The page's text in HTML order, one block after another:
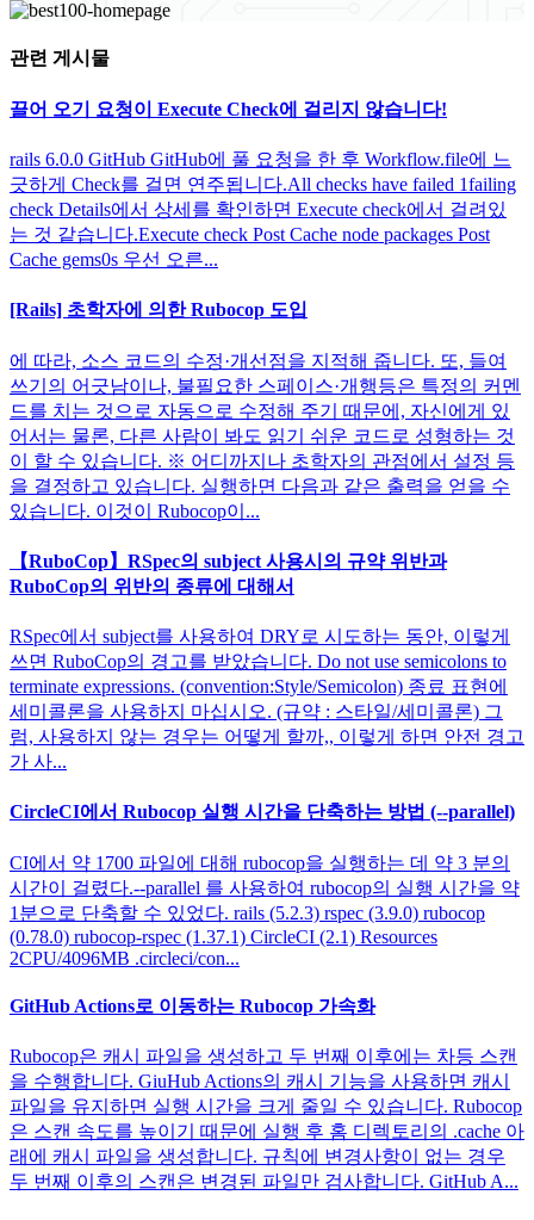
관련 게시물
끌어 오기 요청이 Execute Check에 걸리지 않습니다!
rails 6.0.0 GitHub GitHub에 풀 요청을 한 후 Workflow.file에 느
긋하게 Check를 걸면 연주됩니다.All checks have failed 1failing
check Details에서 상세를 확인하면 Execute check에서 걸려있
는 것 같습니다.Execute check Post Cache node packages Post
Cache gems0s 우선 오른...
[Rails] 초학자에 의한 Rubocop 도입
에 따라, 소스 코드의 수정·개선점을 지적해 줍니다. 또, 들여
쓰기의 어긋남이나, 불필요한 스페이스·개행등은 특정의 커멘
드를 치는 것으로 자동으로 수정해 주기 때문에, 자신에게 있
어서는 물론, 다른 사람이 봐도 읽기 쉬운 코드로 성형하는 것
이 할 수 있습니다. ※ 어디까지나 초학자의 관점에서 설정 등
을 결정하고 있습니다. 실행하면 다음과 같은 출력을 얻을 수
있습니다. 이것이 Rubocop이...
【RuboCop】RSpec의 subject 사용시의 규약 위반과
RuboCop의 위반의 종류에 대해서
RSpec에서 subject를 사용하여 DRY로 시도하는 동안, 이렇게
쓰면 RuboCop의 경고를 받았습니다. Do not use semicolons to
terminate expressions. (convention:Style/Semicolon) 종료 표현에
세미콜론을 사용하지 마십시오. (규약 : 스타일/세미콜론) 그
럼, 사용하지 않는 경우는 어떻게 할까,, 이렇게 하면 안전 경고
가 사...
CircleCI에서 Rubocop 실행 시간을 단축하는 방법 (--parallel)
CI에서 약 1700 파일에 대해 rubocop을 실행하는 데 약 3 분의
시간이 걸렸다.--parallel 를 사용하여 rubocop의 실행 시간을 약
1분으로 단축할 수 있었다. rails (5.2.3) rspec (3.9.0) rubocop
(0.78.0) rubocop-rspec (1.37.1) CircleCI (2.1) Resources
2CPU/4096MB .circleci/con...
GitHub Actions로 이동하는 Rubocop 가속화
Rubocop은 캐시 파일을 생성하고 두 번째 이후에는 차등 스캔
을 수행합니다. GiuHub Actions의 캐시 기능을 사용하면 캐시
파일을 유지하면 실행 시간을 크게 줄일 수 있습니다. Rubocop
은 스캔 속도를 높이기 때문에 실행 후 홈 디렉토리의 .cache 아
래에 캐시 파일을 생성합니다. 규칙에 변경사항이 없는 경우
두 번째 이후의 스캔은 변경된 파일만 검사합니다. GitHub A...